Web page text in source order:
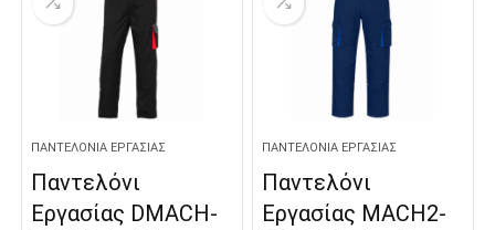
ΠΑΝΤΕΛΌΝΙΑ ΕΡΓΑΣΊΑΣ
Παντελόνι
Εργασίας DMACH-
ΠΑΝΤΕΛΌΝΙΑ ΕΡΓΑΣΊΑΣ
Παντελόνι
Εργασίας MACH2-